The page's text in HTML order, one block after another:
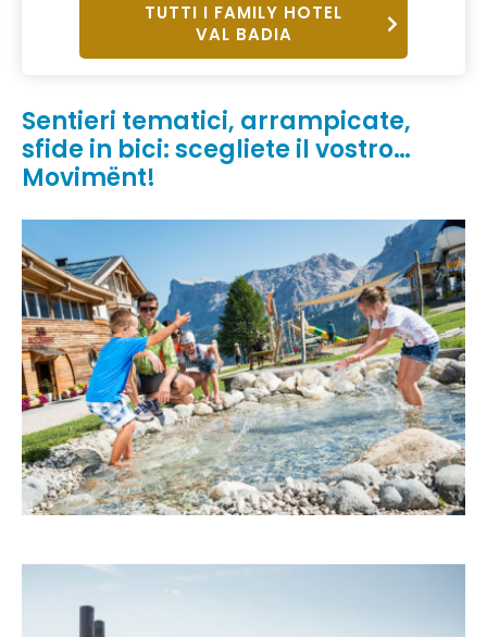
TUTTI I FAMILY HOTEL
VAL BADIA
Sentieri tematici, arrampicate,
sfide in bici: scegliete il vostro…
Movimënt!